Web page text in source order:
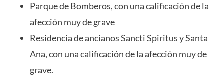
Parque de Bomberos, con una calificación de la
afección muy de grave
Residencia de ancianos Sancti Spiritus y Santa
Ana, con una calificación de la afección muy de
grave.